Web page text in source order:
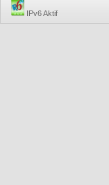
IPv6 Aktif